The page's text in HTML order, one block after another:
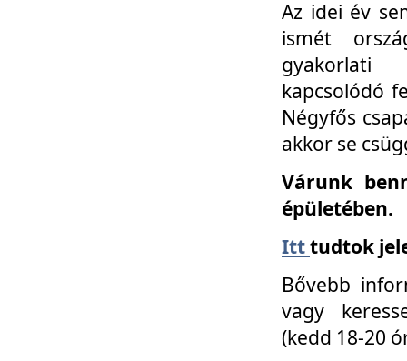
Az idei év
ismét
gyakorlati
kapcsolódó
Négyfős
akkor se
Várunk
épületében.
Itttudtok
Bővebb
vagy
(kedd 18-20